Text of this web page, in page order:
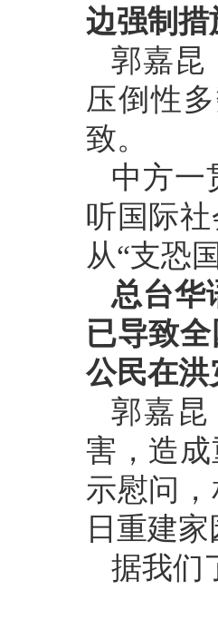
边强制措
郭嘉昆
压倒性
致。
中方一
听国际
从“支恐
总台华
已导致
公民在洪
郭嘉
害，造
示慰问
日重建家
据我们